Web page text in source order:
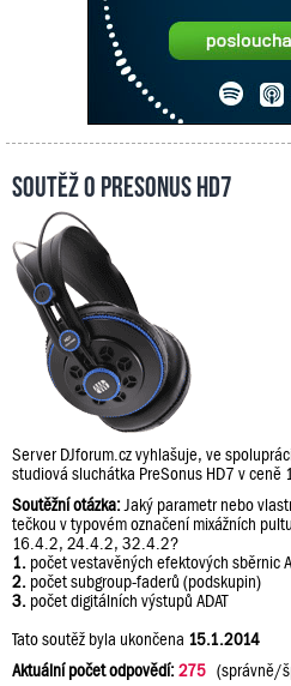
Soutěž o PreSonus HD7
Server DJforum.cz vyhlašuje, ve
studiová sluchátka PreSonus HD7 v ceně
Soutěžní otázka: Jaký parametr nebo
tečkou v typovém označení mixážních
16.4.2, 24.4.2, 32.4.2?
1. počet vestavěných efektových sběrnic
2. počet subgroup-faderů (podskupin)
3. počet digitálních výstupů ADAT
Tato soutěž byla ukončena 15.1.2014
Aktuální počet odpovědí:275 (správně/